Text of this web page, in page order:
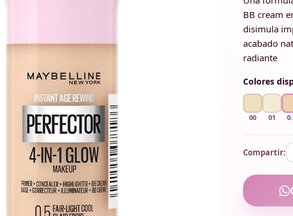
BB cream
disimula
acabado
radiante
Colores
00 01
Compartir: